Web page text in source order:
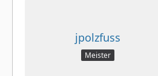
jpolzfuss
Meister